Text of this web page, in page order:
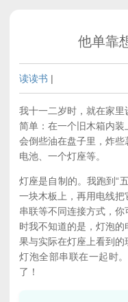
他单靠
读读书 |
我十一二岁时，就在家
简单：在一个旧木箱内
会倒些油在盘子里，炸
电池、一个灯座等。
灯座是自制的。我跑到“
一块木板上，再用电线
串联等不同连接方式，
时我不知道的是，灯泡
果与实际在灯座上看到
灯泡全部串联在一起时
了！